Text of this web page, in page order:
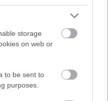
storage
on web or
to be sent to
purposes.
ΠΕΝΤΕΛΗΣ -
ΕΦΤΑΛΙΩΤΗ - ΑΓ
ΣΠΥΡΙΔΩΝΟΣ -
ΛΗΜΝΟΥ -
ΣΟΛΩΜΟΥ -
ΣΑΠΦΟΥΣ -
ΝΕΔΑΣ -